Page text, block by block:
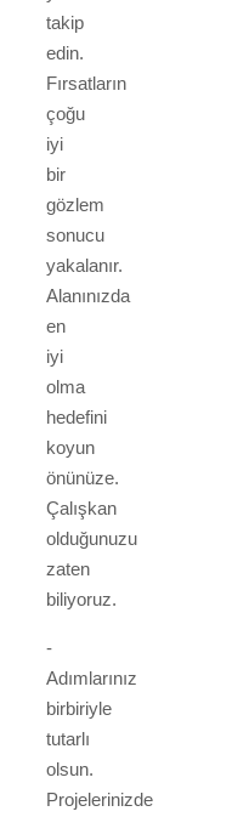
takip
edin.
Fırsatların
çoğu
iyi
bir
gözlem
sonucu
yakalanır.
Alanınızda
en
iyi
olma
hedefini
koyun
önünüze.
Çalışkan
olduğunuzu
zaten
biliyoruz.
-
Adımlarınız
birbiriyle
tutarlı
olsun.
Projelerinizde